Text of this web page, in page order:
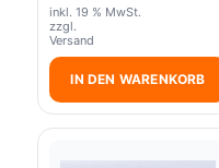
inkl. 19 % MwSt.
zzgl.
Versand
IN DEN WARENKORB